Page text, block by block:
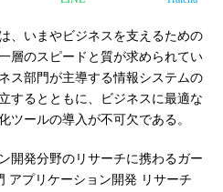
、いまやビジネスを支えるための
層のスピードと質が求められてい
ス部門が主導する情報システムの
するとともに、ビジネスに最適な
ツールの導入が不可欠である。
開発分野のリサーチに携わるガー
アプリケーション開発 リサーチ